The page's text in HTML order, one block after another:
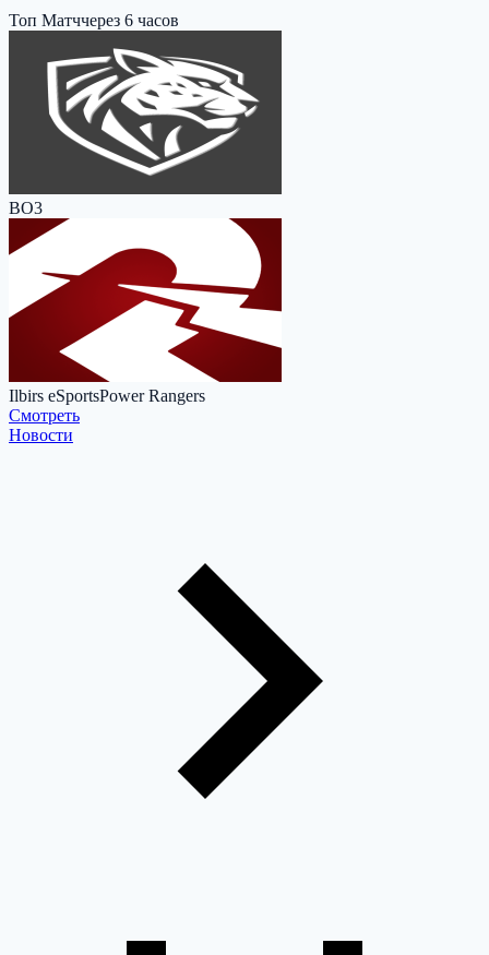
Топ Матччерез 6 часов
BO3
Ilbirs eSportsPower Rangers
Cмотреть
Новости